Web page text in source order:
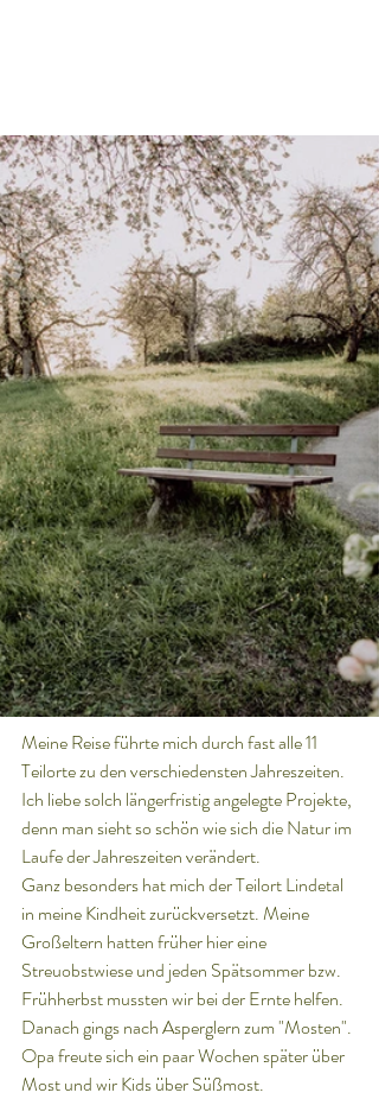
Meine Reise führte mich durch fast alle 11
Teilorte zu den verschiedensten Jahreszeiten.
Ich liebe solch längerfristig angelegte Projekte,
denn man sieht so schön wie sich die Natur im
Laufe der Jahreszeiten verändert.
Ganz besonders hat mich der Teilort Lindetal
in meine Kindheit zurückversetzt. Meine
Großeltern hatten früher hier eine
Streuobstwiese und jeden Spätsommer bzw.
Frühherbst mussten wir bei der Ernte helfen.
Danach gings nach Asperglern zum "Mosten".
Opa freute sich ein paar Wochen später über
Most und wir Kids über Süßmost.